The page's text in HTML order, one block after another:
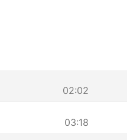
02:02
03:18